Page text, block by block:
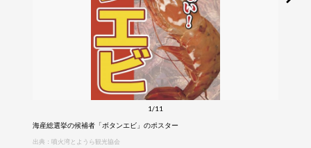
1/11
海産総選挙の候補者「ボタンエビ」のポスター
出典：噴火湾とようら観光協会